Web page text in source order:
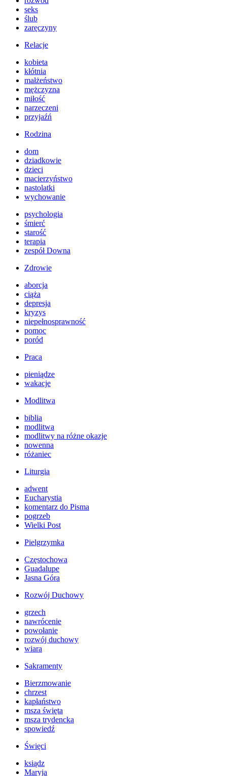
seks
ślub
zaręczyny
Relacje
kobieta
kłótnia
małżeństwo
mężczyzna
miłość
narzeczeni
przyjaźń
Rodzina
dom
dziadkowie
dzieci
macierzyństwo
nastolatki
wychowanie
psychologia
śmierć
starość
terapia
zespół Downa
Zdrowie
aborcja
ciąża
depresja
kryzys
niepełnosprawność
pomoc
poród
Praca
pieniądze
wakacje
Modlitwa
biblia
modlitwa
modlitwy na różne okazje
nowenna
różaniec
Liturgia
adwent
Eucharystia
komentarz do Pisma
pogrzeb
Wielki Post
Pielgrzymka
Częstochowa
Guadalupe
Jasna Góra
Rozwój Duchowy
grzech
nawrócenie
powołanie
rozwój duchowy
wiara
Sakramenty
Bierzmowanie
chrzest
kapłaństwo
msza święta
msza trydencka
spowiedź
Święci
ksiądz
Maryja